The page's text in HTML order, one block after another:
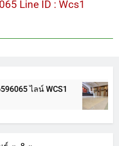
การดูแลรักษาพื้นหินขัด
Line ID : Wcs1
ไลน์ WCS1